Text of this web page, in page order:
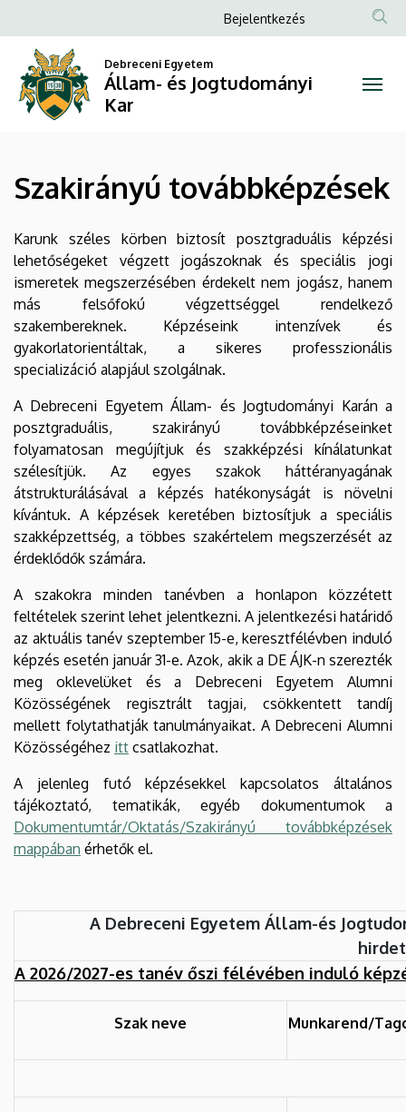
továbbképzések
Állam-
Jogtudományi
Kar
a
tartalomra
Anonim
fiók
menüje
Bejelentkezés
Debreceni Egyetem
Állam- és Jogtudományi
Kar
Szakirányú továbbképzések
Karunk széles körben biztosít posztgraduális képzési
lehetőségeket végzett jogászoknak és speciális jogi
ismeretek megszerzésében érdekelt nem jogász, hanem
más felsőfokú végzettséggel rendelkező
szakembereknek. Képzéseink intenzívek és
gyakorlatorientáltak, a sikeres professzionális
specializáció alapjául szolgálnak.
A Debreceni Egyetem Állam- és Jogtudományi Karán a
posztgraduális, szakirányú továbbképzéseinket
folyamatosan megújítjuk és szakképzési kínálatunkat
szélesítjük. Az egyes szakok háttéranyagának
átstrukturálásával a képzés hatékonyságát is növelni
kívántuk. A képzések keretében biztosítjuk a speciális
szakképzettség, a többes szakértelem megszerzését az
érdeklődők számára.
A szakokra minden tanévben a honlapon közzétett
feltételek szerint lehet jelentkezni. A jelentkezési határidő
az aktuális tanév szeptember 15-e, keresztfélévben induló
képzés esetén január 31-e. Azok, akik a DE ÁJK-n szerezték
meg oklevelüket és a Debreceni Egyetem Alumni
Közösségének regisztrált tagjai, csökkentett tandíj
mellett folytathatják tanulmányaikat. A Debreceni Alumni
Közösségéhez itt csatlakozhat.
A jelenleg futó képzésekkel kapcsolatos általános
tájékoztató, tematikák, egyéb dokumentumok a
Dokumentumtár/Oktatás/Szakirányú továbbképzések
mappában érhetők el.
A Debreceni Egyetem Állam-és
A 2026/2027-es tanév őszi félévében induló
Szak neve Munkarend/